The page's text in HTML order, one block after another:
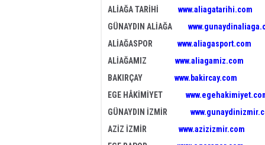
ALİAĞA TARİHİ www.aliagatarihi.com
GÜNAYDIN ALİAĞA
ALİAĞASPOR www.aliagasport.com
ALİAĞAMIZ www.aliagamiz.com
BAKIRÇAY www.bakircay.com
EGE HÂKİMİYET
GÜNAYDIN İZMİR
AZİZ İZMİR www.azizizmir.com